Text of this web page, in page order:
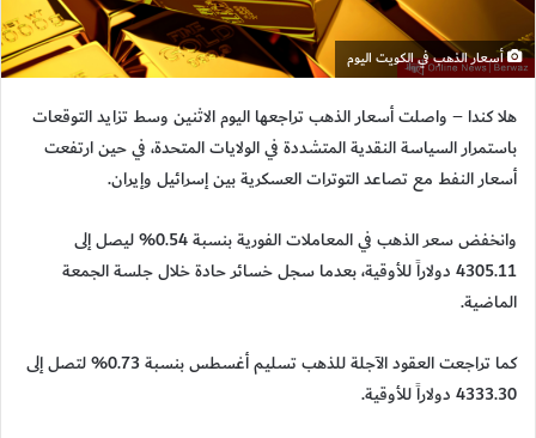
أسعار الذهب في الكويت اليوم
هلا كندا – واصلت أسعار الذهب تراجعها اليوم الاثنين وسط تزايد التوقعات
باستمرار السياسة النقدية المتشددة في الولايات المتحدة، في حين ارتفعت
أسعار النفط مع تصاعد التوترات العسكرية بين إسرائيل وإيران.
وانخفض سعر الذهب في المعاملات الفورية بنسبة 0.54% ليصل إلى
4305.11 دولاراً للأوقية، بعدما سجل خسائر حادة خلال جلسة الجمعة
الماضية.
كما تراجعت العقود الآجلة للذهب تسليم أغسطس بنسبة 0.73% لتصل إلى
4333.30 دولاراً للأوقية.